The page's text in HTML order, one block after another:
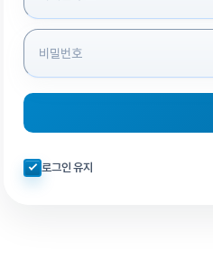
자동로그인 체크
로그인 유지